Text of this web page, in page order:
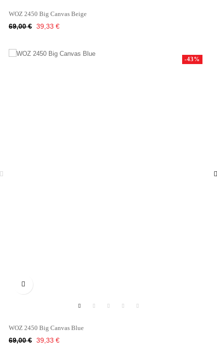
WOZ 2450 Big Canvas Beige
Κανονική
69,00 € Τιμή
39,33 €

WOZ 2450 Big Canvas Blue
Κανονική
69,00 €
-43%
Τιμή
39,33 €